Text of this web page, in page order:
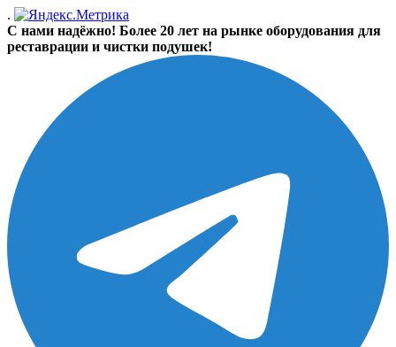
.
С нами надёжно! Более 20 лет на рынке оборудования для
реставрации и чистки подушек!